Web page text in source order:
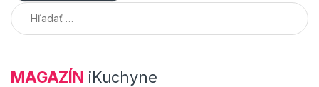
Hľadať:
MAGAZÍN iKuchyne